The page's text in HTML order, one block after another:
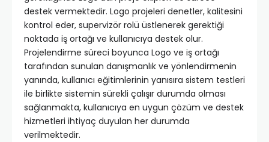
destek vermektedir. Logo projeleri denetler, kalitesini
kontrol eder, supervizör rolü üstlenerek gerektiği
noktada iş ortağı ve kullanıcıya destek olur.
Projelendirme süreci boyunca Logo ve iş ortağı
tarafından sunulan danışmanlık ve yönlendirmenin
yanında, kullanıcı eğitimlerinin yanısıra sistem testleri
ile birlikte sistemin sürekli çalışır durumda olması
sağlanmakta, kullanıcıya en uygun çözüm ve destek
hizmetleri ihtiyaç duyulan her durumda
verilmektedir.